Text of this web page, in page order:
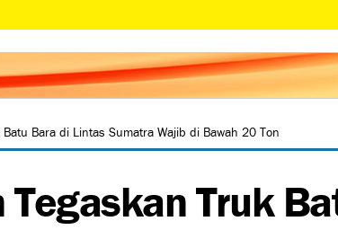
Bara di Lintas Sumatra Wajib di Bawah 20 Ton
Truk